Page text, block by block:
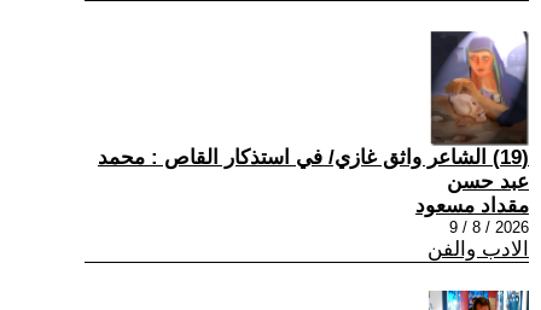
(19) الشاعر واثق غازي/ في استذكار القاص : محمد
عبد حسن
مقداد مسعود
2026 / 8 / 9
الادب والفن